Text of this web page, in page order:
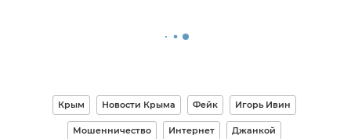
Крым Новости Крыма Фейк Игорь Ивин
Мошенничество Интернет Джанкой